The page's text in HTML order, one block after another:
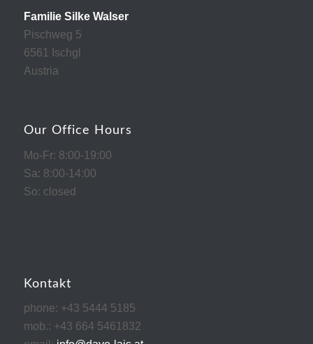
Familie Silke Walser
Pischweg 5
6561 Ischgl
Austria
Our Office Hours
Mo-Fr: 8:00-19:00
Sa: 8:00-14:00
So: closed
Kontakt
phone: +43 5444 5185
mob.: +43 664 5461832